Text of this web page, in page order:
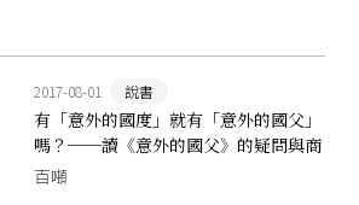
2017-08-01 說書
有「意外的國度」就有「意外的國父」
嗎？──讀《意外的國父》的疑問與商
榷
百噸